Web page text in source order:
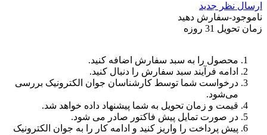
ارسال نظر جدید
ناموجود-سفارش دهید
زمان تحویل 31 روزه
محصول را به سبد سفارش اضافه کنید.
ادامه فرآیند سبد سفارش را دنبال کنید.
درخواست شما توسط کارشناسان جوان الکترونیک بررسی
می‌شود.
قیمت و زمان تحویل به شما پیشنهاد داده خواهد شد.
در صورت تمایل پیش فاکتور صادر می شود.
پیش پرداخت را واریز کنید و ادامه کار را به جوان الکترونیک